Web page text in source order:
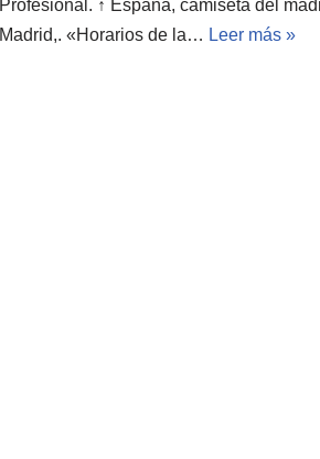
Profesional. ↑ España, camiseta del
Madrid,. «Horarios de la… Leer más »